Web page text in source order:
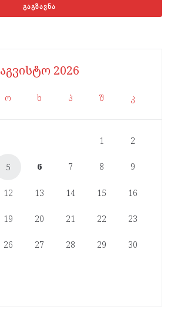
აგვისტო 2026
ო ხ პ შ კ
1 2
5 6 7 8 9
12 13 14 15 16
19 20 21 22 23
26 27 28 29 30